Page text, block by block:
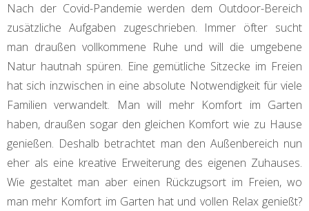
Nach der Covid-Pandemie werden dem Outdoor-Bereich
zusätzliche Aufgaben zugeschrieben. Immer öfter sucht
man draußen vollkommene Ruhe und will die umgebene
Natur hautnah spüren. Eine gemütliche Sitzecke im Freien
hat sich inzwischen in eine absolute Notwendigkeit für viele
Familien verwandelt. Man will mehr Komfort im Garten
haben, draußen sogar den gleichen Komfort wie zu Hause
genießen. Deshalb betrachtet man den Außenbereich nun
eher als eine kreative Erweiterung des eigenen Zuhauses.
Wie gestaltet man aber einen Rückzugsort im Freien, wo
man mehr Komfort im Garten hat und vollen Relax genießt?